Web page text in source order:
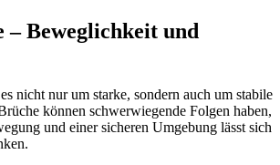
– Beweglichkeit und
nicht nur um starke, sondern auch um stabile
können schwerwiegende Folgen haben,
und einer sicheren Umgebung lässt sich